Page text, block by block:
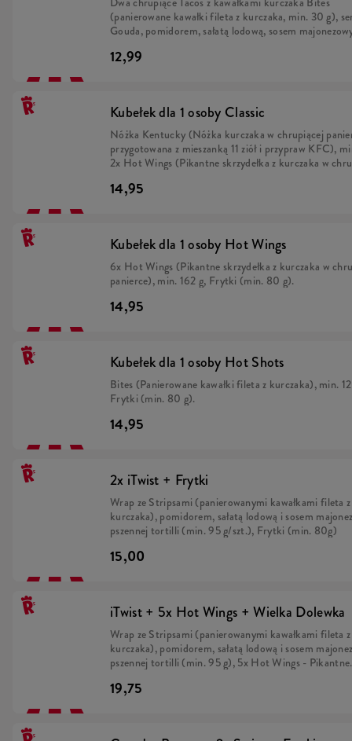
(panierowane kawałki fileta z kurczaka, min. 30 g),
Gouda, pomidorem, sałatą lodową, sosem
12,99
Kubełek dla 1 osoby Classic
Nóżka Kentucky (Nóżka kurczaka w chrupiącej
przygotowana z mieszanką 11 ziół i przypraw KFC),
2x Hot Wings (Pikantne skrzydełka z kurczaka w
kurczaka), min. 45 g, Frytki (min. 80 g).
14,95
Kubełek dla 1 osoby Hot Wings
6x Hot Wings (Pikantne skrzydełka z kurczaka w
panierce), min. 162 g, Frytki (min. 80 g).
14,95
Kubełek dla 1 osoby Hot Shots
Bites (Panierowane kawałki fileta z kurczaka), min.
Frytki (min. 80 g).
14,95
2x iTwist + Frytki
Wrap ze Stripsami (panierowanymi kawałkami fileta z
kurczaka), pomidorem, sałatą lodową i sosem
pszennej tortilli (min. 95 g/szt.), Frytki (min. 80g)
15,00
iTwist + 5x Hot Wings + Wielka Dolewka
Wrap ze Stripsami (panierowanymi kawałkami fileta z
kurczaka), pomidorem, sałatą lodową i sosem
pszennej tortilli (min. 95 g), 5x Hot Wings - Pikantne
Wielka Dolewka.
19,75